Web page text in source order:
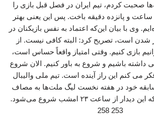
صحبت کردم، تیم ایران در فصل قبل بازی را
و پانزده دقیقه باخت. پس این یعنی بهتر
وی با بیان این‌که اعتماد به نفس بازیکنان در
شدن است، تصریح کرد: البته کافی نیست. از
بازی کنیم. وقتی امتیاز واقعاً حساس است،
داشته باشیم و شروع به باور کنیم. الان شروع
می کنم این راز آینده است. تیم ملی والیبال
خود در هفته نخست لیگ ملت‌ها به مصاف
بلغارستان می‌رود که این دیدار از ساعت ۲۳ امشب شروع می‌شود.
253 258